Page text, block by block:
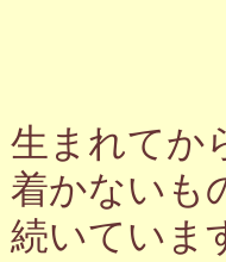
生まれてか
着かないも
続いていま